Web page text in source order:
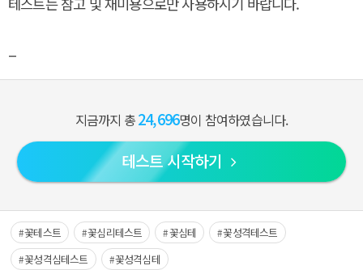
지금까지 총24,696명이 참여하였습니다.
테스트 시작하기
꽃테스트 꽃심리테스트 꽃심테
꽃성격테스트
꽃성격심테스트
꽃성격심테